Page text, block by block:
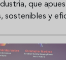
que
sostenibles y